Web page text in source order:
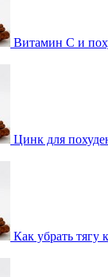
Витамин С и
Цинк для
Как убрать тягу